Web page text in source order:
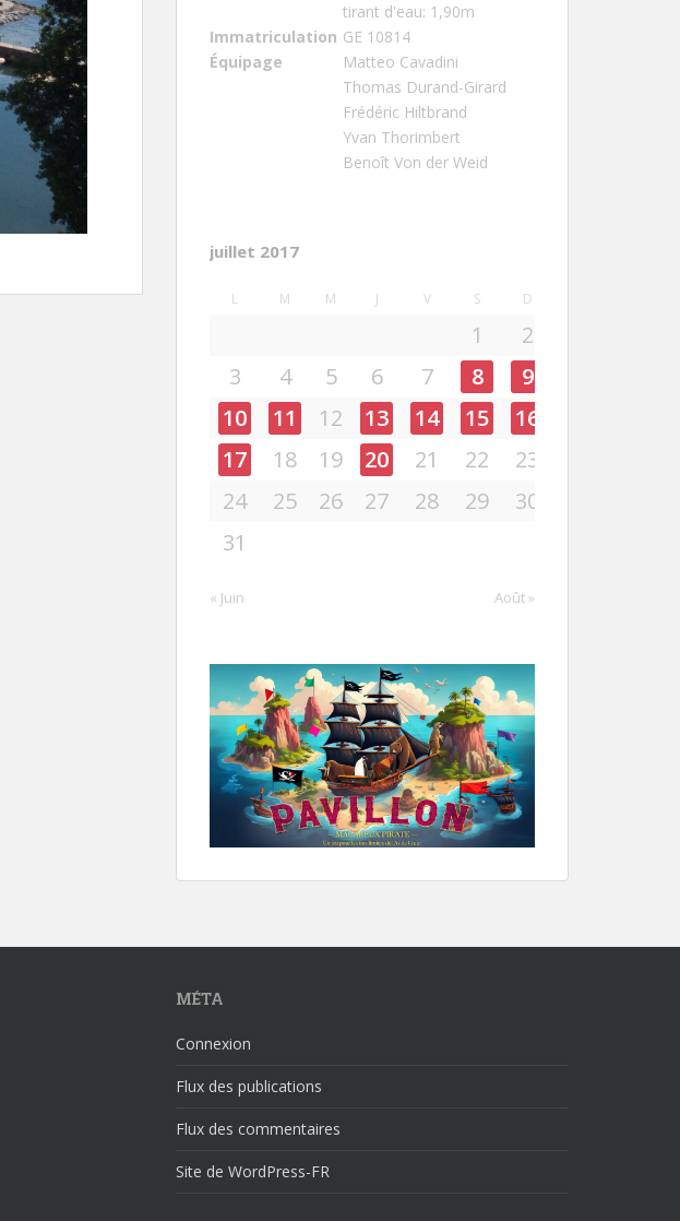
tirant d'eau: 1,90m
Immatriculation GE 10814
Équipage
Matteo Cavadini
Thomas Durand-Girard
Frédéric Hiltbrand
Yvan Thorimbert
Benoît Von der Weid
juillet 2017
L M M J V S D
1
2
3
4 5 6 7 8
9
10
11 12 13 14 15
16
17
18 19 20 21 22
23
24
25 26 27 28 29
30
31
« Juin Août »
MÉTA
Connexion
Flux des publications
Flux des commentaires
Site de WordPress-FR